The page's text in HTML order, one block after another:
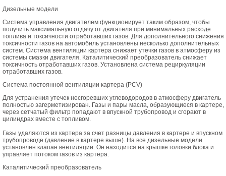
Дизельные модели
Система управления двигателем функционирует таким образом, чтобы
получить максимальную отдачу от двигателя при минимальных расходе
топлива и токсичности отработавших газов. Для дополнительного снижения
токсичности газов на автомобиль установлены несколько дополнительных
систем. Система вентиляции картера снижает утечки газов в атмосферу из
системы смазки двигателя. Каталитический преобразователь снижает
токсичность отработавших газов. Установлена система рециркуляции
отработавших газов.
Система постоянной вентиляции картера (PCV)
Для устранения утечек несгоревших углеводородов в атмосферу двигатель
полностью загерметизирован. Газы и пары масла, образующиеся в картере,
через сетчатый фильтр попадают в впускной трубопровод и сгорают в
цилиндрах вместе с топливом.
Газы удаляются из картера за счет разницы давления в картере и впускном
трубопроводе (давление в картере выше). На все дизельные модели
установлен клапан вентиляции. Он находится на крышке головки блока и
управляет потоком газов из картера.
Каталитический преобразователь